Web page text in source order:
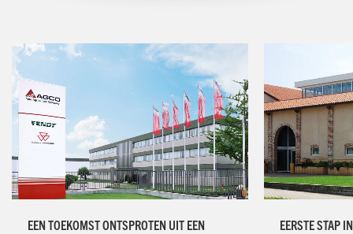
EEN TOEKOMST ONTSPROTEN UIT EEN
EERSTE STAP